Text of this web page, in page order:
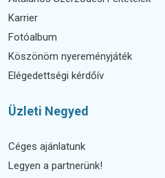
Karrier
Fotóalbum
Köszönöm nyereményjáték
Elégedettségi kérdőív
Üzleti Negyed
Céges ajánlatunk
Legyen a partnerünk!